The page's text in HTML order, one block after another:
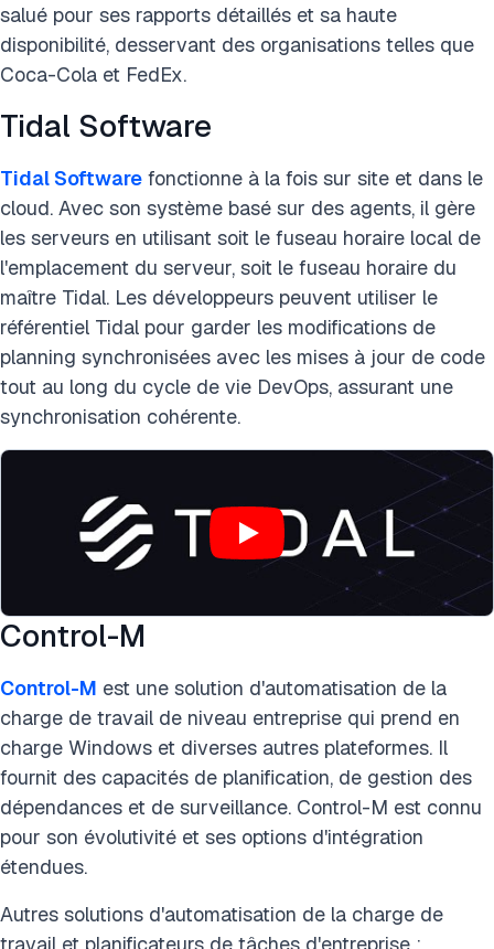
salué pour ses rapports détaillés et sa haute
disponibilité, desservant des organisations telles que
Coca-Cola et FedEx.
Tidal Software
Tidal Software fonctionne à la fois sur site et dans le
cloud. Avec son système basé sur des agents, il gère
les serveurs en utilisant soit le fuseau horaire local de
l'emplacement du serveur, soit le fuseau horaire du
maître Tidal. Les développeurs peuvent utiliser le
référentiel Tidal pour garder les modifications de
planning synchronisées avec les mises à jour de code
tout au long du cycle de vie DevOps, assurant une
synchronisation cohérente.
Control-M
Control-M est une solution d'automatisation de la
charge de travail de niveau entreprise qui prend en
charge Windows et diverses autres plateformes. Il
fournit des capacités de planification, de gestion des
dépendances et de surveillance. Control-M est connu
pour son évolutivité et ses options d'intégration
étendues.
Autres solutions d'automatisation de la charge de
travail et planificateurs de tâches d'entreprise :